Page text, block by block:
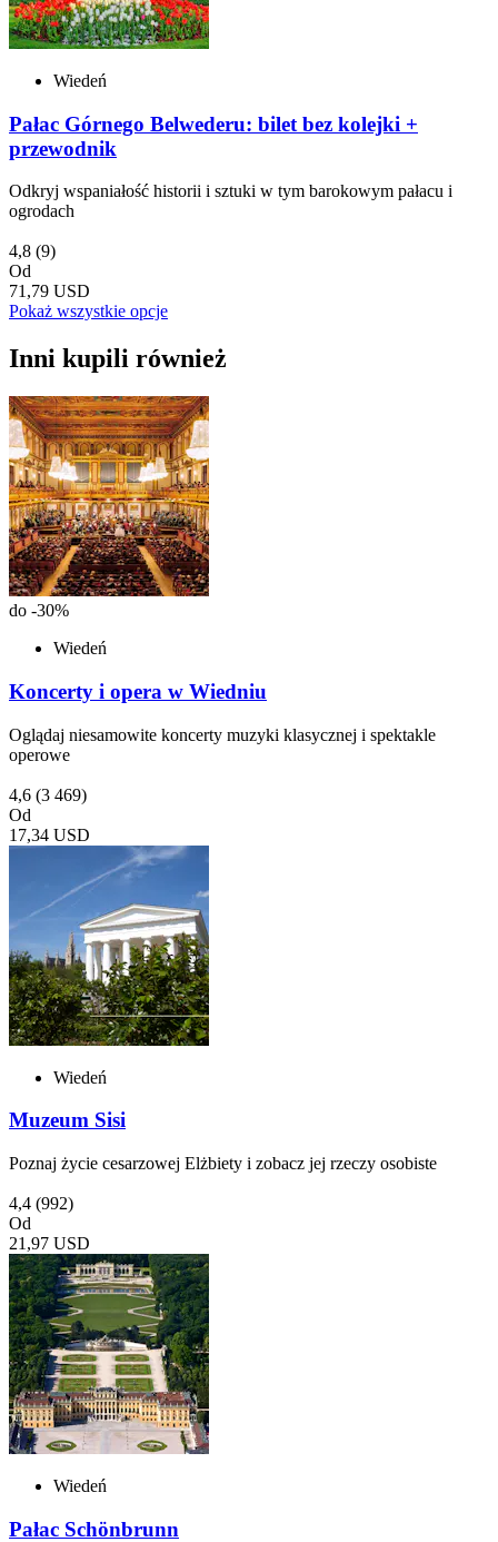
Wiedeń
Pałac Górnego Belwederu: bilet bez kolejki +
przewodnik
Odkryj wspaniałość historii i sztuki w tym barokowym pałacu i
ogrodach
4,8 (9)
Od
71,79 USD
Pokaż wszystkie opcje
Inni kupili również
do -30%
Wiedeń
Koncerty i opera w Wiedniu
Oglądaj niesamowite koncerty muzyki klasycznej i spektakle
operowe
4,6 (3 469)
Od
17,34 USD
Wiedeń
Muzeum Sisi
Poznaj życie cesarzowej Elżbiety i zobacz jej rzeczy osobiste
4,4 (992)
Od
21,97 USD
Wiedeń
Pałac Schönbrunn